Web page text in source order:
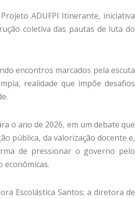
ADUFPI Itinerante, iniciativa
coletiva das pautas de luta do
encontros marcados pela escuta
realidade que impõe desafios
o ano de 2026, em um debate que
pública, da valorização docente e,
de pressionar o governo pelo
Escolástica Santos; a diretora de